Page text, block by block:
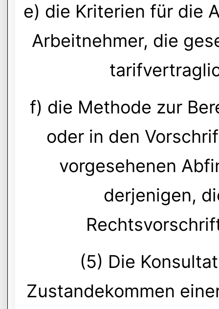
e) die Kriterien für die
Arbeitnehmer, die
f) die Methode zur
oder in den
vorgesehenen
derjenigen,
(5) Die
Zustandekommen